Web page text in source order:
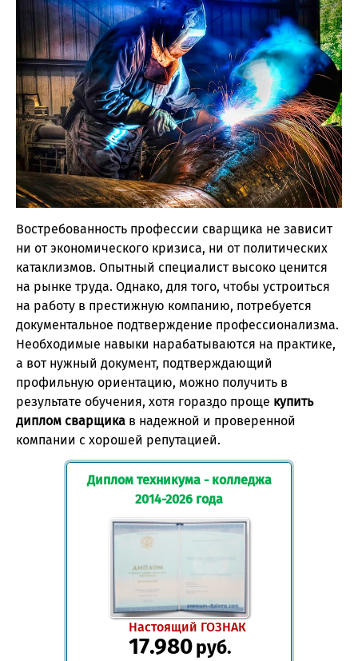
Востребованность профессии сварщика не зависит
ни от экономического кризиса, ни от политических
катаклизмов. Опытный специалист высоко ценится
на рынке труда. Однако, для того, чтобы устроиться
на работу в престижную компанию, потребуется
документальное подтверждение профессионализма.
Необходимые навыки нарабатываются на практике,
а вот нужный документ, подтверждающий
профильную ориентацию, можно получить в
результате обучения, хотя гораздо проще купить
диплом сварщика в надежной и проверенной
компании с хорошей репутацией.
Диплом техникума - колледжа
2014-2026 года
Настоящий ГОЗНАК
17.980руб.